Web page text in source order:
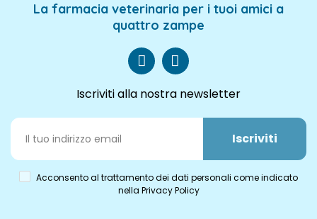
La farmacia veterinaria per i tuoi amici a
quattro zampe
Iscriviti alla nostra newsletter
Iscriviti
Acconsento al trattamento dei dati personali come indicato
nella Privacy Policy